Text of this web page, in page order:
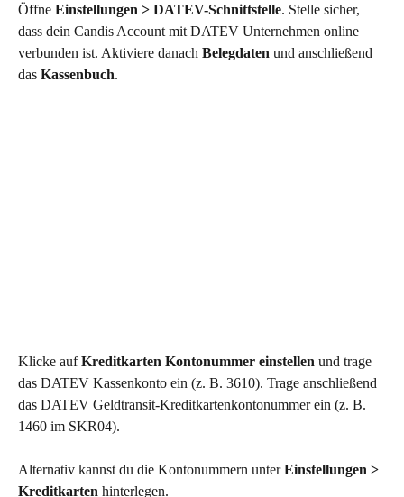
Öffne Einstellungen > DATEV-Schnittstelle. Stelle sicher,
dass dein Candis Account mit DATEV Unternehmen online
verbunden ist. Aktiviere danach Belegdaten und anschließend
das Kassenbuch.
Klicke auf Kreditkarten Kontonummer einstellen und trage
das DATEV Kassenkonto ein (z. B. 3610). Trage anschließend
das DATEV Geldtransit-Kreditkartenkontonummer ein (z. B.
1460 im SKR04).
Alternativ kannst du die Kontonummern unter Einstellungen >
Kreditkarten hinterlegen.